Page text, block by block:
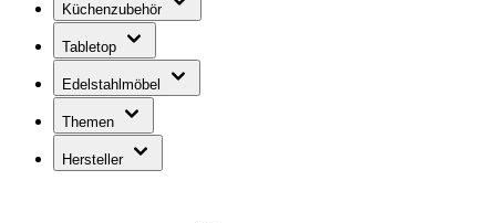
Küchenzubehör
Tabletop
Edelstahlmöbel
Themen
Hersteller